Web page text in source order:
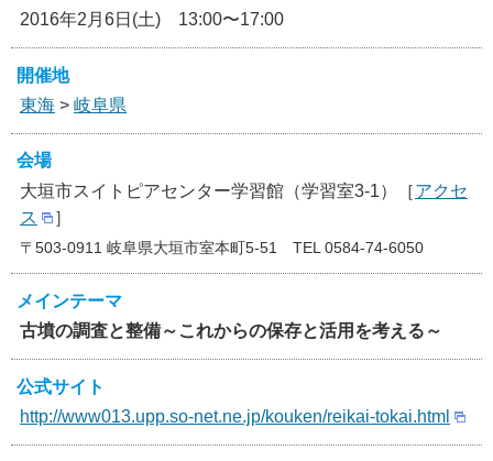
2016年2月6日(土) 13:00〜17:00
開催地
東海 > 岐阜県
会場
大垣市スイトピアセンター学習館（学習室3-1）［アクセ
ス
］
〒503-0911 岐阜県大垣市室本町5-51 TEL 0584-74-6050
メインテーマ
古墳の調査と整備～これからの保存と活用を考える～
公式サイト
http://www013.upp.so-net.ne.jp/kouken/reikai-tokai.html